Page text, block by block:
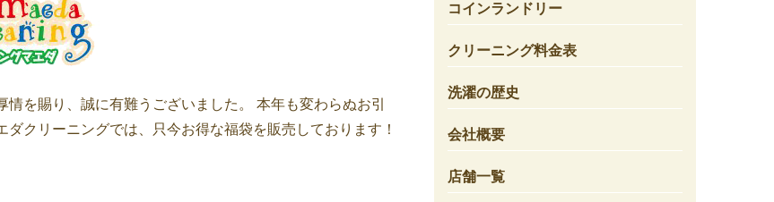
コインランドリー
クリーニング料金表
洗濯の歴史
会社概要
店舗一覧
を賜り、誠に有難うございました。 本年も変わらぬお引
クリーニングでは、只今お得な福袋を販売しております！